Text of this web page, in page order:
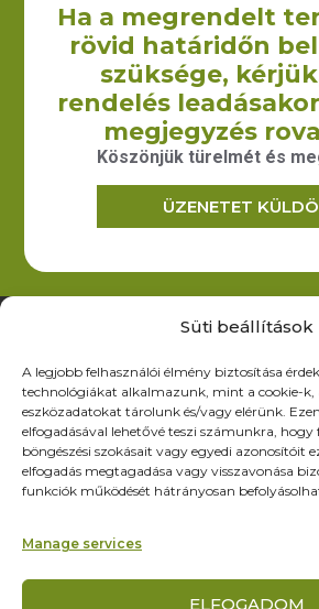
Süti beállítások
A legjobb felhasználói élmény biztosítása
technológiákat alkalmazunk, mint a cookie-k,
eszközadatokat tárolunk és/vagy elérünk.
elfogadásával lehetővé teszi számunkra,
böngészési szokásait vagy egyedi azonosítóit
elfogadás megtagadása vagy visszavonása
funkciók működését hátrányosan
Manage services
ELFOGADOM
A Yourcontact Marketing és
belül 2009-ben kezdtük el vászontáskák
illetve egyéb textilből készült termékek
forgalmazását.
Elérhetőség
6200 Kiskőrös, Dózsa Gy. út 52.
Nyitvatartás
Hétfő-Péntek: 9:00-17:00
SZ–V: ZÁRVA
Oldalak
Termékek
Referenciák
Partnereknek
Ha a megrendelt
rövid határidőn
szüksége,
rendelés
megjegyzés
Köszönjük türelmét és
ÜZENETET